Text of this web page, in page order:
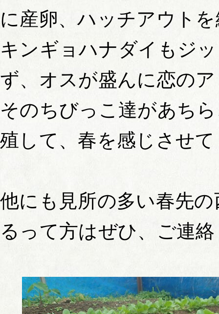
に産卵、ハッチアウト
キンギョハナダイもジ
ず、オスが盛んに恋の
そのちびっこ達があち
殖して、春を感じさせ
他にも見所の多い春先
るって方はぜひ、ご連